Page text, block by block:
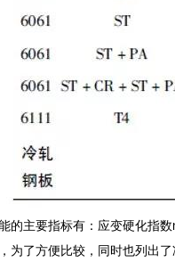
主要指标有：应变硬化指数
为了方便比较，同时也列出